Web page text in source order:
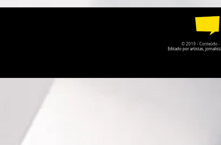
DA PRÓPRIA HISTÓRIA
© 2019 - Conteúdo -
Editado por artistas,